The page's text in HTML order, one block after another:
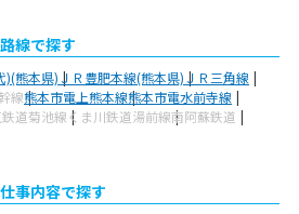
線で探す
)(熊本県)ＪＲ豊肥本線(熊本県)ＪＲ三角線
線熊本市電上熊本線熊本市電水前寺線
道菊池線くま川鉄道湯前線南阿蘇鉄道
事内容で探す